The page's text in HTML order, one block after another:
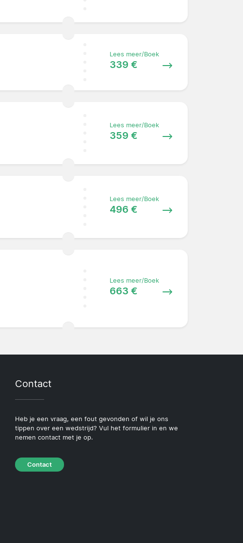
Lees meer/Boek
339 €
Lees meer/Boek
359 €
Lees meer/Boek
496 €
Lees meer/Boek
663 €
Contact
Heb je een vraag, een fout gevonden of wil je ons
tippen over een wedstrijd? Vul het formulier in en we
nemen contact met je op.
Contact